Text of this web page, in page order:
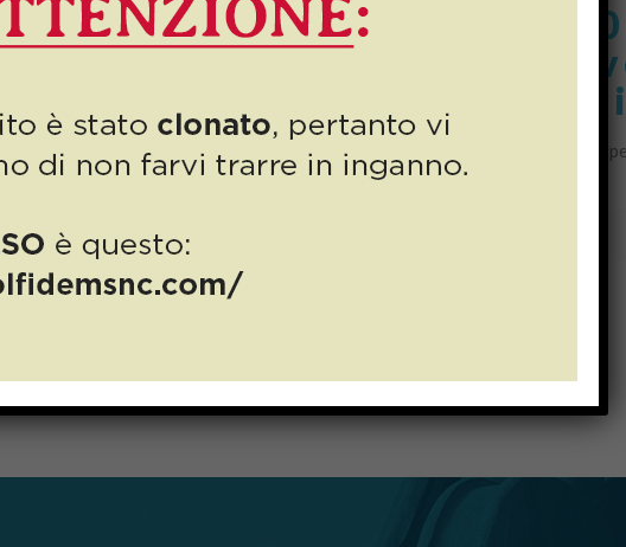
Si ricomincia, numero 1/
preziosi ricambi-auto al
speranza di un futuro
Autodemolizioni Dolfi torna ad augurarvi un Felice Anno con tanto ottimismo
sarà un anno migliore, per tutti! Prima di tutto, […]
Do you like it? 7